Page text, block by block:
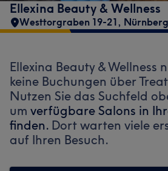
Ellexina Beauty & Wellness
Westtorgraben 19-21, Nürnberg
Ellexina Beauty & Wellness
keine Buchungen über
Nutzen Sie das Suchfeld
um verfügbare Salons in
finden. Dort warten viele
auf Ihren Besuch.